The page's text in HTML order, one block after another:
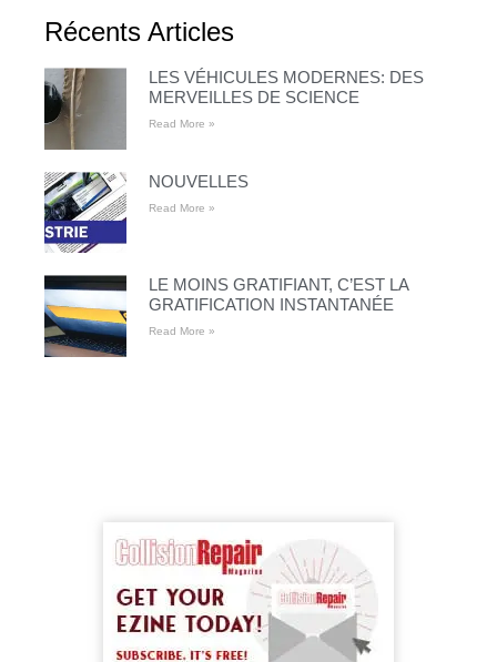
Récents Articles
LES VÉHICULES MODERNES: DES
MERVEILLES DE SCIENCE
Read More »
NOUVELLES
Read More »
LE MOINS GRATIFIANT, C’EST LA
GRATIFICATION INSTANTANÉE
Read More »